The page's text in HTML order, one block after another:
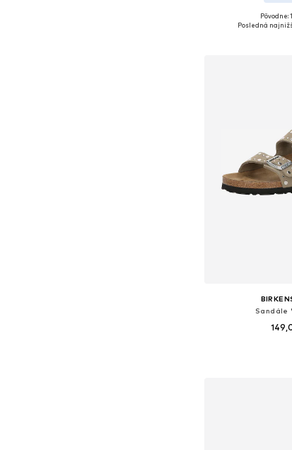
Dostupné v
Pôvodne:
Posledná
Sandále